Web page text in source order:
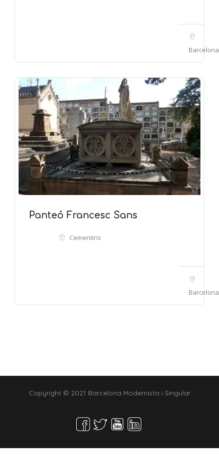
Barcelona
Panteó Francesc Sans
Cementiris
Barcelona
Copyright © 2021 Barcelona Modernista i Singular